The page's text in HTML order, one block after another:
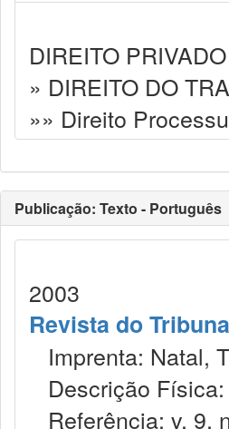
DIREITO
» DIREITO DO
»» Direito
Publicação: Texto - Português
2003
Revista do
Imprenta: Natal,
Descrição Física:
Referência: v. 9,